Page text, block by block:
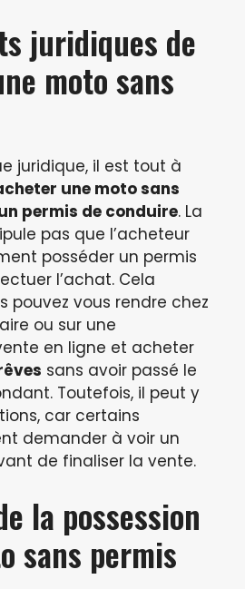
juridiques de
moto sans
juridique, il est tout à
une moto sans
permis de conduire. La
pas que l’acheteur
posséder un permis
l’achat. Cela
pouvez vous rendre chez
ou sur une
en ligne et acheter
sans avoir passé le
Toutefois, il peut y
car certains
demander à voir un
de finaliser la vente.
la possession
sans permis